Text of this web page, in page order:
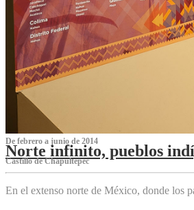
De febrero a junio de 2014
Norte infinito, pueblos
Castillo de Chapultepec
En el extenso norte de México, donde los